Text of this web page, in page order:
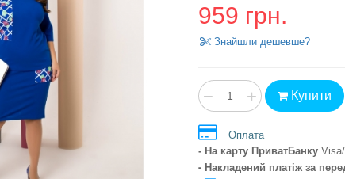
959 грн.
Знайшли дешевше?
− + Купити
Оплата
- На карту ПриватБанку
- Накладений платіжза